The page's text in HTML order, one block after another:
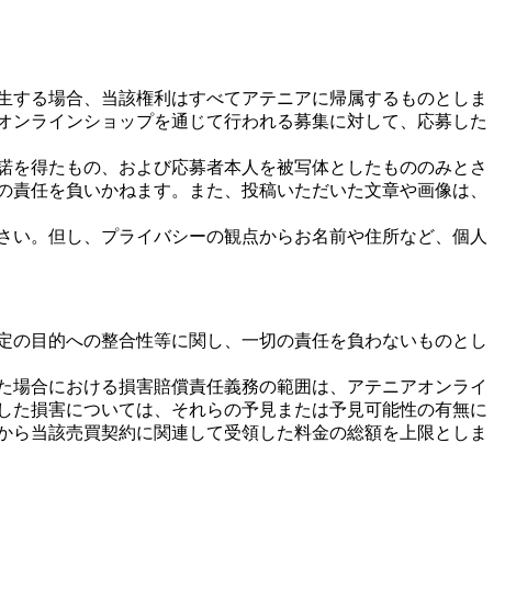
る場合、当該権利はすべてアテニアに帰属するものとしま
ラインショップを通じて行われる募集に対して、応募した
得たもの、および応募者本人を被写体としたもののみとさ
任を負いかねます。また、投稿いただいた文章や画像は、
。但し、プライバシーの観点からお名前や住所など、個人
目的への整合性等に関し、一切の責任を負わないものとし
合における損害賠償責任義務の範囲は、アテニアオンライ
損害については、それらの予見または予見可能性の有無に
当該売買契約に関連して受領した料金の総額を上限としま